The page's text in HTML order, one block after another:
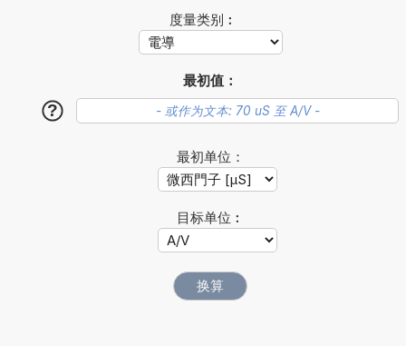
度量类别︰
最初值：
?
最初单位：
目标单位︰